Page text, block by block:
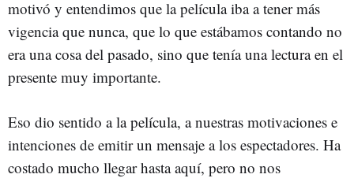
motivó y entendimos que la película iba a tener más
vigencia que nunca, que lo que estábamos contando no
era una cosa del pasado, sino que tenía una lectura en el
presente muy importante.
Eso dio sentido a la película, a nuestras motivaciones e
intenciones de emitir un mensaje a los espectadores. Ha
costado mucho llegar hasta aquí, pero no nos